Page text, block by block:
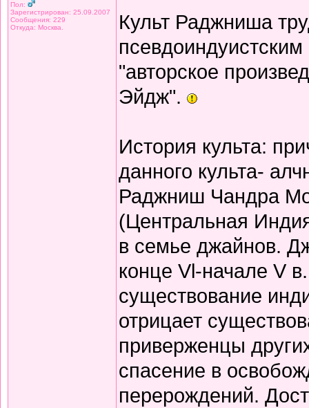
Пол:
Зарегистрирован: 25.09.2007
Сообщения: 229
Откуда: Москва.
Культ Раджниша
"авторское
Эйдж".
История культа:
данного культа-
Раджниш Чандра
(Центральная
в семье джайнов.
конце Vl-начале V
существование
отрицает
приверженцы
спасение в
перерождений.